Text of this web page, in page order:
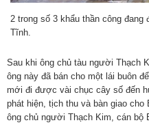
2 trong số 3 khẩu thần công
Tĩnh.
Sau khi ông chủ tàu người Thạch
ông này đã bán cho một lái buôn
mới đi được vài chục cây số đến
phát hiện, tịch thu và bàn giao
ông chủ người Thạch Kim, cán bộ